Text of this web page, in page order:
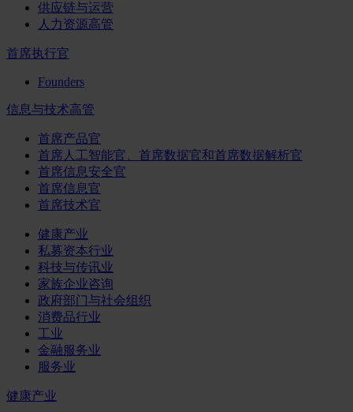
供应链与运营
人力资源高管
首席执行官
Founders
信息与技术高管
首席产品官
首席人工智能官、首席数据官和首席数据解析官
首席信息安全官
首席信息官
首席技术官
健康产业
私募资本行业
科技与传讯业
家族企业咨询
政府部门与社会组织
消费品行业
工业
金融服务业
服务业
健康产业